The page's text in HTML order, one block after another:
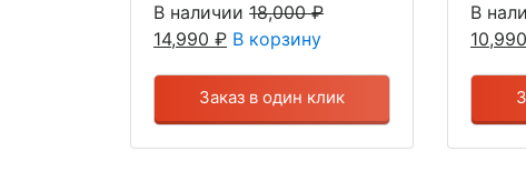
В наличии 18,000₽
14,990 ₽ В корзину
Заказ в один клик
В
10,990